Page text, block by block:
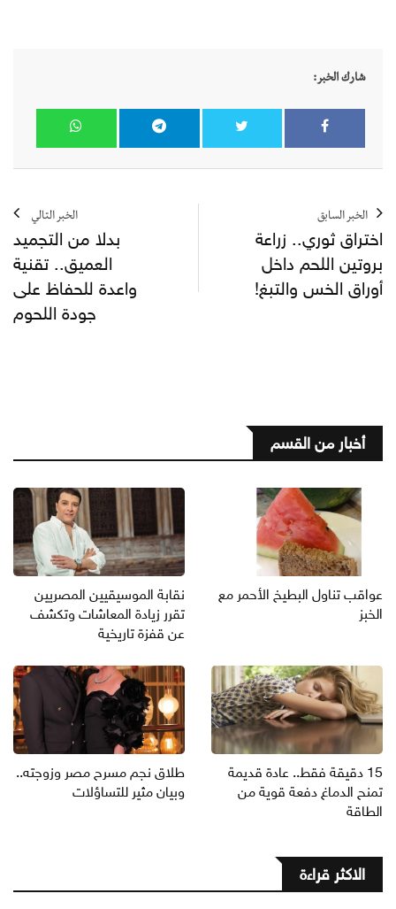
شارك الخبر:
الخبر السابق
اختراق ثوري.. زراعة
بروتين اللحم داخل
أوراق الخس والتبغ!
الخبر التالي
بدلا من التجميد
العميق.. تقنية
واعدة للحفاظ على
جودة اللحوم
أخبار من القسم
عواقب تناول البطيخ الأحمر مع
الخبز
نقابة الموسيقيين المصريين
تقرر زيادة المعاشات وتكشف
عن قفزة تاريخية
15 دقيقة فقط.. عادة قديمة
تمنح الدماغ دفعة قوية من
الطاقة
طلاق نجم مسرح مصر وزوجته..
وبيان مثير للتساؤلات
الاكثر قراءة